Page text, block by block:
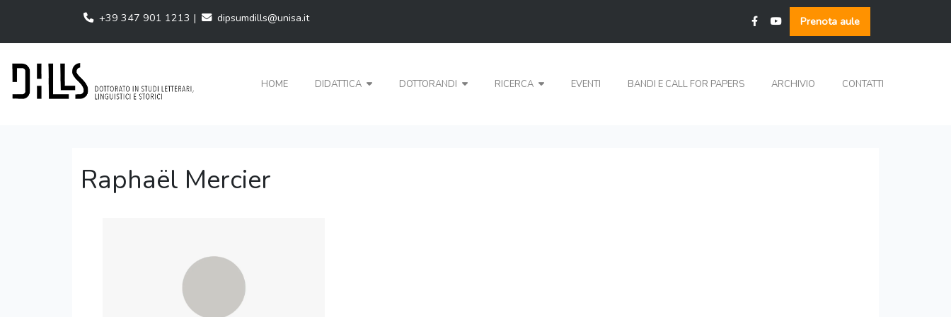
+39 347 901 1213 | dipsumdills@unisa.it Prenota aule
HOME DIDATTICA DOTTORANDI RICERCA EVENTI BANDI E CALL FOR PAPERS ARCHIVIO CONTATTI
Raphaël Mercier